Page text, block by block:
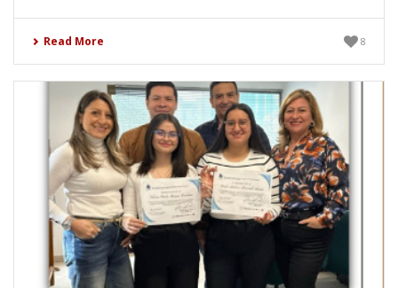
Read More 8